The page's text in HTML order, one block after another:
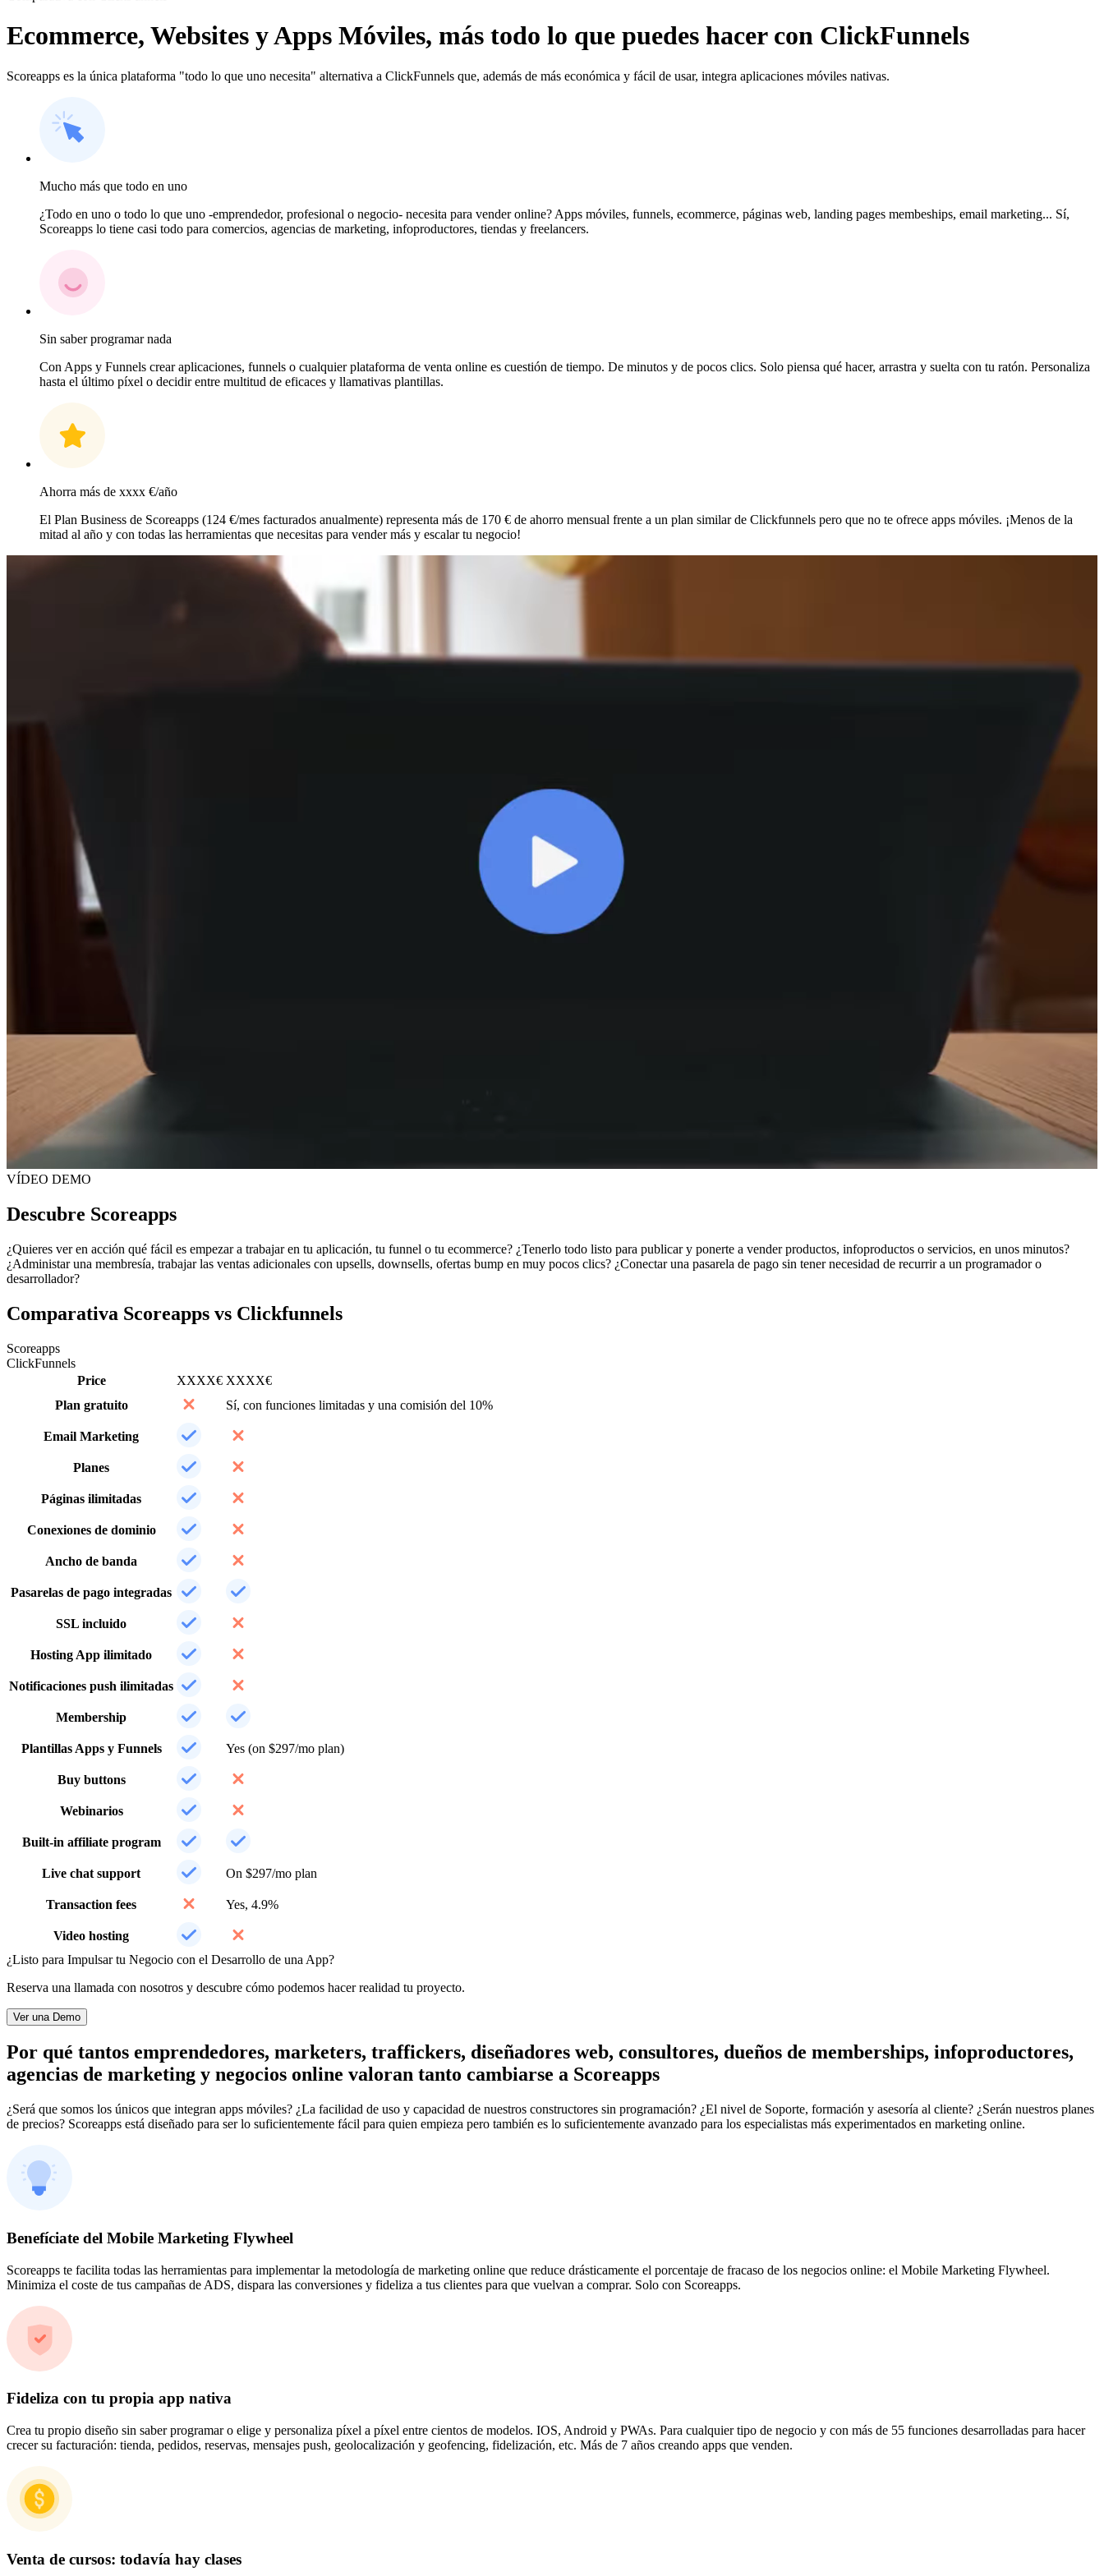
Ecommerce, Websites y Apps Móviles, más todo lo que puedes hacer con ClickFunnels
Scoreapps es la única plataforma "todo lo que uno necesita" alternativa a ClickFunnels que, además de más económica y fácil de usar, integra aplicaciones móviles nativas.
Mucho más que todo en uno
¿Todo en uno o todo lo que uno -emprendedor, profesional o negocio- necesita para vender online? Apps móviles, funnels, ecommerce, páginas web, landing pages membeships, email marketing... Sí,
Scoreapps lo tiene casi todo para comercios, agencias de marketing, infoproductores, tiendas y freelancers.
Sin saber programar nada
Con Apps y Funnels crear aplicaciones, funnels o cualquier plataforma de venta online es cuestión de tiempo. De minutos y de pocos clics. Solo piensa qué hacer, arrastra y suelta con tu ratón. Personaliza
hasta el último píxel o decidir entre multitud de eficaces y llamativas plantillas.
Ahorra más de xxxx €/año
El Plan Business de Scoreapps (124 €/mes facturados anualmente) representa más de 170 € de ahorro mensual frente a un plan similar de Clickfunnels pero que no te ofrece apps móviles. ¡Menos de la
mitad al año y con todas las herramientas que necesitas para vender más y escalar tu negocio!
VÍDEO DEMO
Descubre Scoreapps
¿Quieres ver en acción qué fácil es empezar a trabajar en tu aplicación, tu funnel o tu ecommerce? ¿Tenerlo todo listo para publicar y ponerte a vender productos, infoproductos o servicios, en unos minutos?
¿Administar una membresía, trabajar las ventas adicionales con upsells, downsells, ofertas bump en muy pocos clics? ¿Conectar una pasarela de pago sin tener necesidad de recurrir a un programador o
desarrollador?
Comparativa Scoreapps vs Clickfunnels
Scoreapps
ClickFunnels
Price
XXXX€ XXXX€
Plan gratuito
Sí, con funciones limitadas y una comisión del 10%
Email Marketing
Planes
Páginas ilimitadas
Conexiones de dominio
Ancho de banda
Pasarelas de pago integradas
SSL incluido
Hosting App ilimitado
Notificaciones push ilimitadas
Membership
Plantillas Apps y Funnels Yes (on $297/mo plan)
Buy buttons
Webinarios
Built-in affiliate program
Live chat support On $297/mo plan
Transaction fees Yes, 4.9%
Video hosting
¿Listo para Impulsar tu Negocio con el Desarrollo de una App?
Reserva una llamada con nosotros y descubre cómo podemos hacer realidad tu proyecto.
Ver una Demo
Por qué tantos emprendedores, marketers, traffickers, diseñadores web, consultores, dueños de memberships, infoproductores,
agencias de marketing y negocios online valoran tanto cambiarse a Scoreapps
¿Será que somos los únicos que integran apps móviles? ¿La facilidad de uso y capacidad de nuestros constructores sin programación? ¿El nivel de Soporte, formación y asesoría al cliente? ¿Serán nuestros planes
de precios? Scoreapps está diseñado para ser lo suficientemente fácil para quien empieza pero también es lo suficientemente avanzado para los especialistas más experimentados en marketing online.
Benefíciate del Mobile Marketing Flywheel
Scoreapps te facilita todas las herramientas para implementar la metodología de marketing online que reduce drásticamente el porcentaje de fracaso de los negocios online: el Mobile Marketing Flywheel.
Minimiza el coste de tus campañas de ADS, dispara las conversiones y fideliza a tus clientes para que vuelvan a comprar. Solo con Scoreapps.
Fideliza con tu propia app nativa
Crea tu propio diseño sin saber programar o elige y personaliza píxel a píxel entre cientos de modelos. IOS, Android y PWAs. Para cualquier tipo de negocio y con más de 55 funciones desarrolladas para hacer
crecer su facturación: tienda, pedidos, reservas, mensajes push, geolocalización y geofencing, fidelización, etc. Más de 7 años creando apps que venden.
Venta de cursos: todavía hay clases